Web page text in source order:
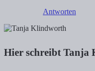
Antworten
Hier schreibt Tanja